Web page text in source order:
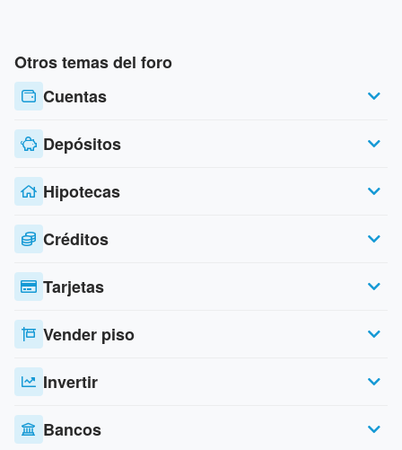
Otros temas del foro
Cuentas
Depósitos
Hipotecas
Créditos
Tarjetas
Vender piso
Invertir
Bancos